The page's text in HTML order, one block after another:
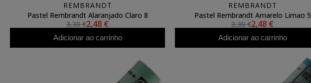
REMBRANDT
Pastel Rembrandt Alaranjado Claro 8
3,30 €2,48 €
Adicionar ao carrinho
REMBRANDT
Pastel Rembrandt Amarelo Limao 5
3,30 €2,48 €
Adicionar ao carrinho